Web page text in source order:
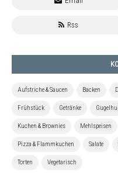
Aufstriche & Saucen Backen
Frühstück Getränke
Kuchen & Brownies Mehlspeisen
Pizza & Flammkuchen Salate
Torten Vegetarisch